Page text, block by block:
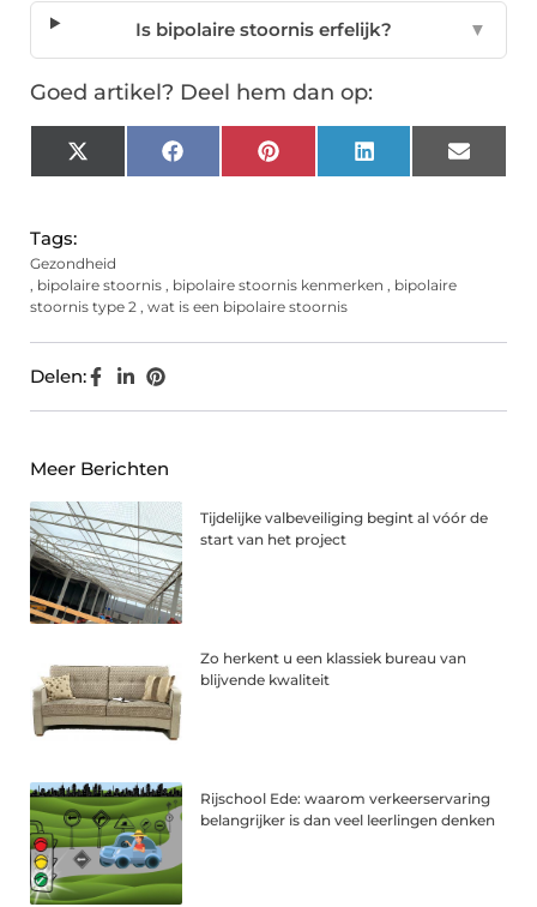
Is bipolaire stoornis erfelijk? ▼
Goed artikel? Deel hem dan op:
X
(Twitter)
FacebookPinterest LinkedIn Email
Tags:
Gezondheid
, bipolaire stoornis , bipolaire stoornis kenmerken , bipolaire
stoornis type 2 , wat is een bipolaire stoornis
Delen:
Meer Berichten
Tijdelijke valbeveiliging begint al vóór de
start van het project
Zo herkent u een klassiek bureau van
blijvende kwaliteit
Rijschool Ede: waarom verkeerservaring
belangrijker is dan veel leerlingen denken